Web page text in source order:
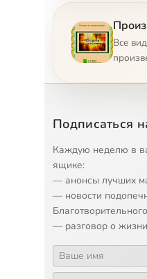
9 Пост
10
12
14
16 Как
Все
Подписаться
Каждую неделю в
ящике:
— анонсы лучших
— новости
— разговор о